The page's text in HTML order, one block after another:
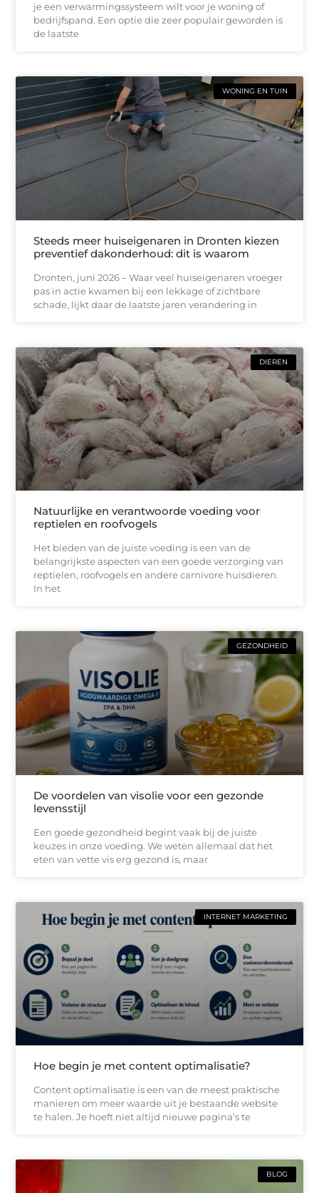
je een verwarmingssysteem wilt voor je woning of
bedrijfspand. Een optie die zeer populair geworden is
de laatste
WONING EN TUIN
Steeds meer huiseigenaren in Dronten kiezen
preventief dakonderhoud: dit is waarom
Dronten, juni 2026 – Waar veel huiseigenaren vroeger
pas in actie kwamen bij een lekkage of zichtbare
schade, lijkt daar de laatste jaren verandering in
DIEREN
Natuurlijke en verantwoorde voeding voor
reptielen en roofvogels
Het bieden van de juiste voeding is een van de
belangrijkste aspecten van een goede verzorging van
reptielen, roofvogels en andere carnivore huisdieren.
In het
GEZONDHEID
De voordelen van visolie voor een gezonde
levensstijl
Een goede gezondheid begint vaak bij de juiste
keuzes in onze voeding. We weten allemaal dat het
eten van vette vis erg gezond is, maar
INTERNET MARKETING
Hoe begin je met content optimalisatie?
Content optimalisatie is een van de meest praktische
manieren om meer waarde uit je bestaande website
te halen. Je hoeft niet altijd nieuwe pagina’s te
BLOG